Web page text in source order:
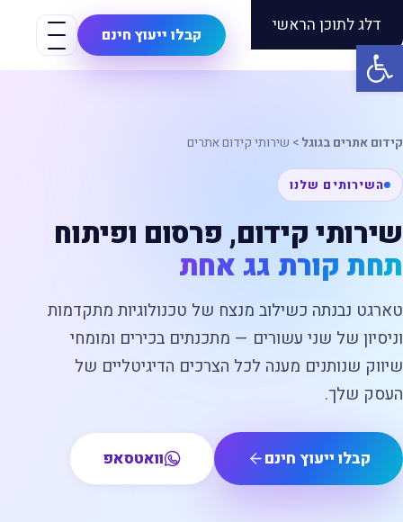
פתח סרגל נגישות
דלג לתוכן הראשי
SeoTarget קבלו ייעוץ חינם
קידום אתרים בגוגל > שירותי קידום אתרים
השירותים שלנו
שירותי קידום, פרסום ופיתוח
תחת קורת גג אחת
טארגט נבנתה כשילוב מנצח של טכנולוגיות מתקדמות
וניסיון של שני עשורים — מתכנתים בכירים ומומחי
שיווק שנותנים מענה לכל הצרכים הדיגיטליים של
העסק שלך.
קבלו ייעוץ חינם וואטסאפ